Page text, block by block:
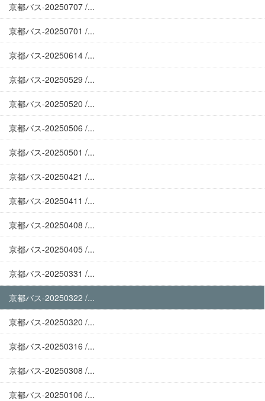
京都バス-20250707 /...
京都バス-20250701 /...
京都バス-20250614 /...
京都バス-20250529 /...
京都バス-20250520 /...
京都バス-20250506 /...
京都バス-20250501 /...
京都バス-20250421 /...
京都バス-20250411 /...
京都バス-20250408 /...
京都バス-20250405 /...
京都バス-20250331 /...
京都バス-20250322 /...
京都バス-20250320 /...
京都バス-20250316 /...
京都バス-20250308 /...
京都バス-20250106 /...